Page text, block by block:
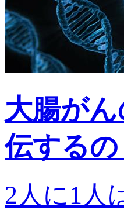
大腸が
伝するの
2人に1人